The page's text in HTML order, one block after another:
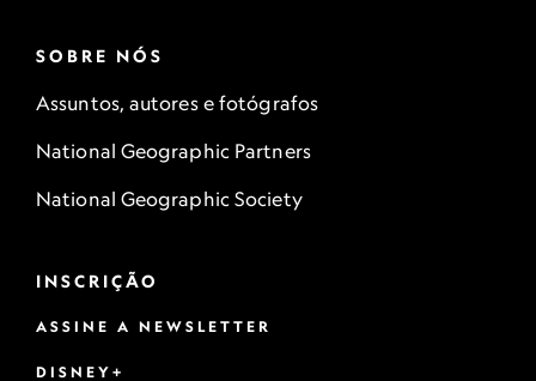
SOBRE NÓS
Assuntos, autores e fotógrafos
National Geographic Partners
National Geographic Society
INSCRIÇÃO
ASSINE A NEWSLETTER
DISNEY+